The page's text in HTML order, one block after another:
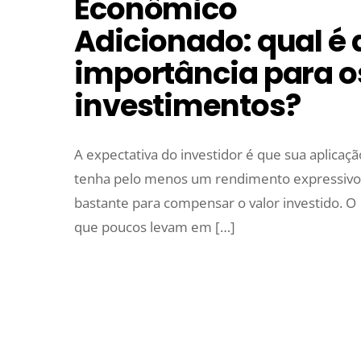
Econômico
Adicionado: qual é
importância para
investimentos?
A expectativa do investidor é que sua
tenha pelo menos um rendimento
bastante para compensar o valor investido. O
que poucos levam em […]